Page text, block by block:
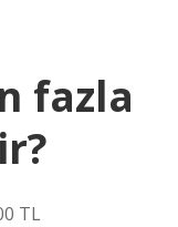
fazla
TL